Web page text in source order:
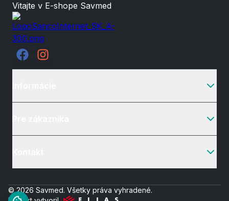
Vitajte v E-shope Savmed
© 2026 Savmed. Všetky práva vyhradené.